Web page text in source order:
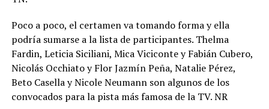
Poco a poco, el certamen va tomando forma y ella
podría sumarse a la lista de participantes. Thelma
Fardin, Leticia Siciliani, Mica Viciconte y Fabián Cubero,
Nicolás Occhiato y Flor Jazmín Peña, Natalie Pérez,
Beto Casella y Nicole Neumann son algunos de los
convocados para la pista más famosa de la TV. NR